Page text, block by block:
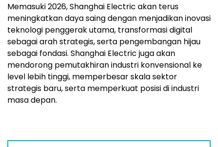
Memasuki 2026, Shanghai Electric akan terus
meningkatkan daya saing dengan menjadikan inovasi
teknologi penggerak utama, transformasi digital
sebagai arah strategis, serta pengembangan hijau
sebagai fondasi. Shanghai Electric juga akan
mendorong pemutakhiran industri konvensional ke
level lebih tinggi, memperbesar skala sektor
strategis baru, serta memperkuat posisi di industri
masa depan.